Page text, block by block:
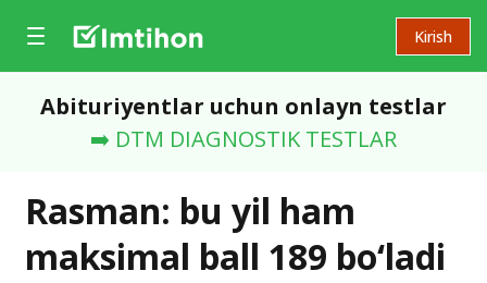
Kirish
Abituriyentlar uchun onlayn testlar
➡️ DTM DIAGNOSTIK TESTLAR
Rasman: bu yil ham
maksimal ball 189 bo‘ladi